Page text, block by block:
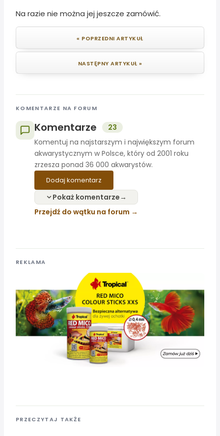
Na razie nie można jej jeszcze zamówić.
« POPRZEDNI ARTYKUŁ
NASTĘPNY ARTYKUŁ »
KOMENTARZE NA FORUM
Komentarze
23
Komentuj na najstarszym i największym forum
akwarystycznym w Polsce, który od 2001 roku
zrzesza ponad 36 000 akwarystów.
Dodaj komentarz
Pokaż komentarze
Przejdź do wątku na forum
REKLAMA
PRZECZYTAJ TAKŻE